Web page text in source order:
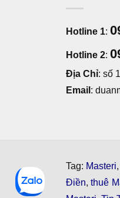
Hotline 1:
Hotline 2:
Địa Chỉ: số
Email :
Tag: Masteri
Điền,thuê